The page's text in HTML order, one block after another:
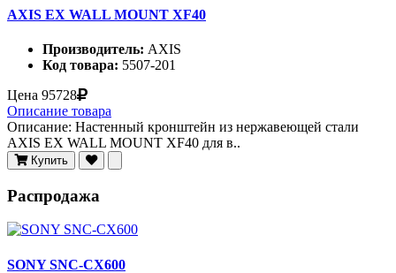
AXIS EX WALL MOUNT XF40
Производитель: AXIS
Код товара: 5507-201
Цена 95728
Описание товара
Описание: Настенный кронштейн из нержавеющей стали
AXIS EX WALL MOUNT XF40 для в..
Купить
Распродажа
SONY SNC-CX600